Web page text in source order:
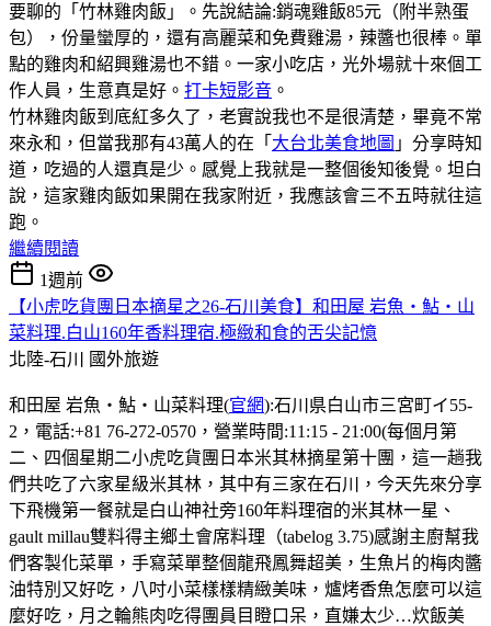
要聊的「竹林雞肉飯」。先說結論:銷魂雞飯85元（附半熟蛋
包），份量蠻厚的，還有高麗菜和免費雞湯，辣醬也很棒。單
點的雞肉和紹興雞湯也不錯。一家小吃店，光外場就十來個工
作人員，生意真是好。 打卡短影音 。
竹林雞肉飯到底紅多久了，老實說我也不是很清楚，畢竟不常
來永和，但當我那有43萬人的在「 大台北美食地圖 」分享時知
道，吃過的人還真是少。感覺上我就是一整個後知後覺。坦白
說，這家雞肉飯如果開在我家附近，我應該會三不五時就往這
跑。
繼續閱讀
1週前
【小虎吃貨團日本摘星之26-石川美食】和田屋 岩魚・鮎・山
菜料理.白山160年香料理宿.極緻和食的舌尖記憶
北陸-石川
國外旅遊
和田屋 岩魚・鮎・山菜料理(官網):石川県白山市三宮町イ55-
2，電話:+81 76-272-0570，營業時間:11:15 - 21:00(每個月第
二、四個星期二小虎吃貨團日本米其林摘星第十團，這一趟我
們共吃了六家星級米其林，其中有三家在石川，今天先來分享
下飛機第一餐就是白山神社旁160年料理宿的米其林一星、
gault millau雙料得主鄉土會席料理（tabelog 3.75)感謝主廚幫我
們客製化菜單，手寫菜單整個龍飛鳳舞超美，生魚片的梅肉醬
油特別又好吃，八吋小菜樣樣精緻美味，爐烤香魚怎麼可以這
麼好吃，月之輪熊肉吃得團員目瞪口呆，直嫌太少…炊飯美